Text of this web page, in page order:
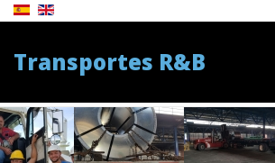
Transportes R&B